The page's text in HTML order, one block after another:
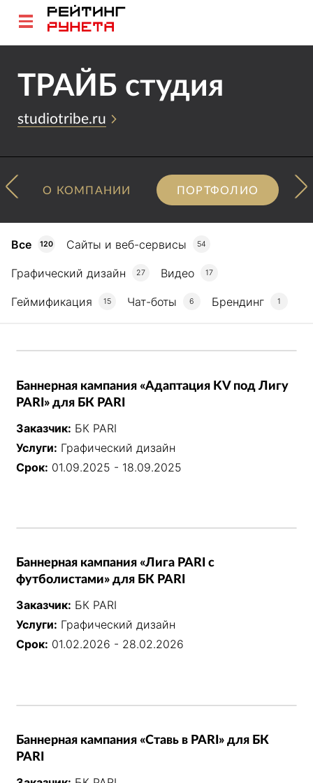
ТРАЙБ студия
studiotribe.ru
О КОМПАНИИ ПОРТФОЛИО
Все 120 Сайты и веб-сервисы 54
Графический дизайн 27 Видео 17
Геймификация 15 Чат-боты 6 Брендинг 1
Баннерная кампания «Адаптация KV под Лигу
PARI» для БК PARI
Заказчик: БК PARI
Услуги: Графический дизайн
Срок: 01.09.2025 - 18.09.2025
Баннерная кампания «Лига PARI с
футболистами» для БК PARI
Заказчик: БК PARI
Услуги: Графический дизайн
Срок: 01.02.2026 - 28.02.2026
Баннерная кампания «Ставь в PARI» для БК
PARI